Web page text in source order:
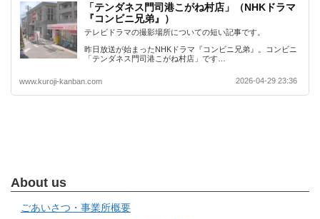
「テンダネス門司港こがね村店」（NHKドラマ
『コンビニ兄弟』）
テレビドラマの撮影場所についての短い記事です。
昨日放送が始まったNHKドラマ『コンビニ兄弟』。コンビニ
「テンダネス門司港こがね村店」です…
www.kuroji-kanban.com 2026-04-29 23:36
About us
ごあいさつ・事業所概要